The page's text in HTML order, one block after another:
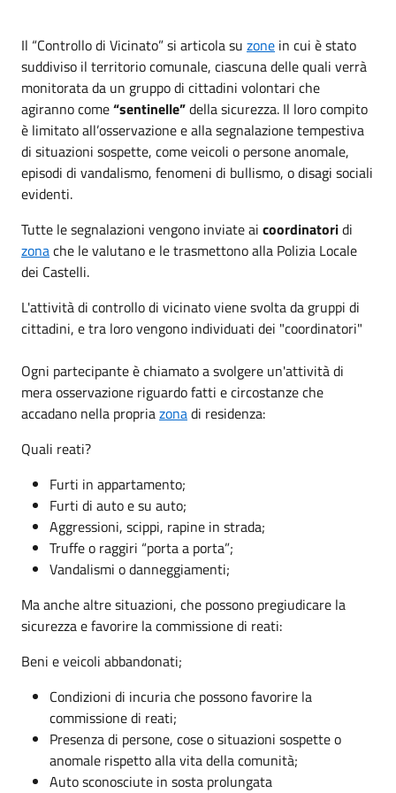
Il “Controllo di Vicinato” si articola su zone in cui è stato
suddiviso il territorio comunale, ciascuna delle quali verrà
monitorata da un gruppo di cittadini volontari che
agiranno come“sentinelle”della sicurezza. Il loro compito
è limitato all’osservazione e alla segnalazione tempestiva
di situazioni sospette, come veicoli o persone anomale,
episodi di vandalismo, fenomeni di bullismo, o disagi sociali
evidenti.
Tutte le segnalazioni vengono inviate ai coordinatoridi
zonache le valutano e le trasmettono alla Polizia Locale
dei Castelli.
L'attività di controllo di vicinato viene svolta da gruppi di
cittadini, e tra loro vengono individuati dei "coordinatori"
Ogni partecipante è chiamato a svolgere un'attività di
mera osservazione riguardo fatti e circostanze che
accadano nella propriazonadi residenza:
Quali reati?
Furti in appartamento;
Furti di auto e su auto;
Aggressioni, scippi, rapine in strada;
Truffe o raggiri “porta a porta”;
Vandalismi o danneggiamenti;
Ma anche altre situazioni, che possono pregiudicare la
sicurezza e favorire la commissione di reati:
Beni e veicoli abbandonati;
Condizioni di incuria che possono favorire la
commissione di reati;
Presenza di persone, cose o situazioni sospette o
anomale rispetto alla vita della comunità;
Auto sconosciute in sosta prolungata